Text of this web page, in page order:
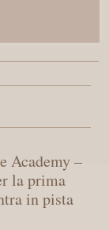
Academy –
la prima
in pista